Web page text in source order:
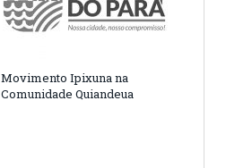
Movimento Ipixuna na
Comunidade Quiandeua